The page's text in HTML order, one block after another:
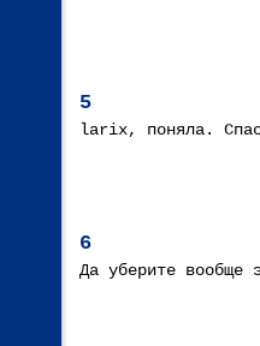
5
larix, поняла.
6
Да уберите вообще